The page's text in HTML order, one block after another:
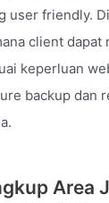
user friendly.
client dapat
keperluan
backup dan
Area